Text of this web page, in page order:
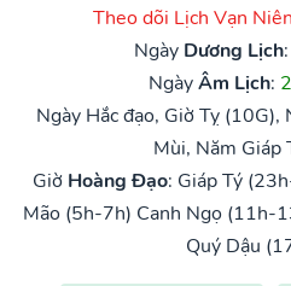
Theo dõi Lịch Vạn
Ngày Dương Lịch:
NgàyÂm Lịch:
Ngày Hắc đạo, Giờ Tỵ (10G),
Mùi, Năm Giáp
Giờ Hoàng Đạo: Giáp Tý
Mão (5h-7h) Canh Ngọ (11h-
Quý Dậu